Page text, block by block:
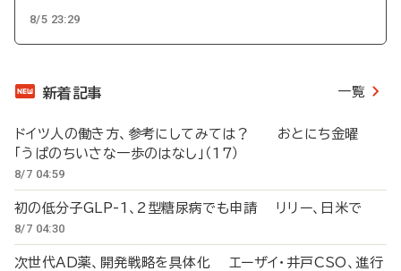
8/5 23:29
新着記事 一覧
ドイツ人の働き方、参考にしてみては？ おとにち金曜
「うぱのちいさな一歩のはなし」（17）
8/7 04:59
初の低分子GLP-1、2型糖尿病でも申請 リリー、日米で
8/7 04:30
次世代AD薬、開発戦略を具体化 エーザイ・井戸CSO、進行